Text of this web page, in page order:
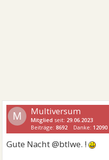
M Multiversum
Mitglied seit: 29.06.2023
Beiträge:8692 Danke: 12090
Gute Nacht @btlwe. !